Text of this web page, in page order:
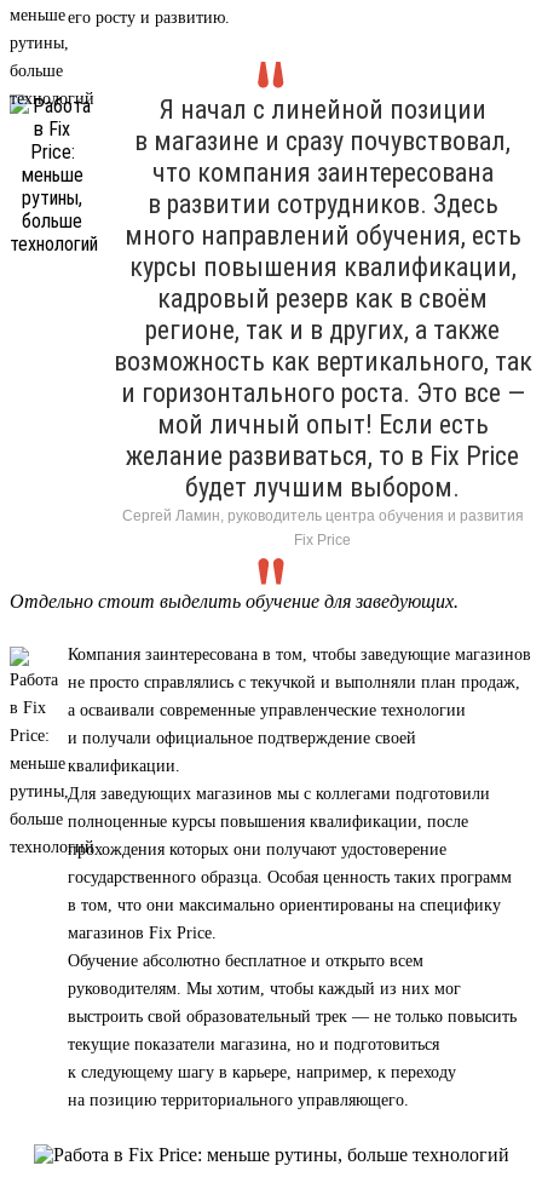
его росту и развитию.
Я начал с линейной позиции
в магазине и сразу почувствовал,
что компания заинтересована
в развитии сотрудников. Здесь
много направлений обучения, есть
курсы повышения квалификации,
кадровый резерв как в своём
регионе, так и в других, а также
возможность как вертикального, так
и горизонтального роста. Это все —
мой личный опыт! Если есть
желание развиваться, то в Fix Price
будет лучшим выбором.
Сергей Ламин, руководитель центра обучения и развития
Fix Price
Отдельно стоит выделить обучение для заведующих.
Компания заинтересована в том, чтобы заведующие магазинов
не просто справлялись с текучкой и выполняли план продаж,
а осваивали современные управленческие технологии
и получали официальное подтверждение своей
квалификации.
Для заведующих магазинов мы с коллегами подготовили
полноценные курсы повышения квалификации, после
прохождения которых они получают удостоверение
государственного образца. Особая ценность таких программ
в том, что они максимально ориентированы на специфику
магазинов Fix Price.
Обучение абсолютно бесплатное и открыто всем
руководителям. Мы хотим, чтобы каждый из них мог
выстроить свой образовательный трек — не только повысить
текущие показатели магазина, но и подготовиться
к следующему шагу в карьере, например, к переходу
на позицию территориального управляющего.